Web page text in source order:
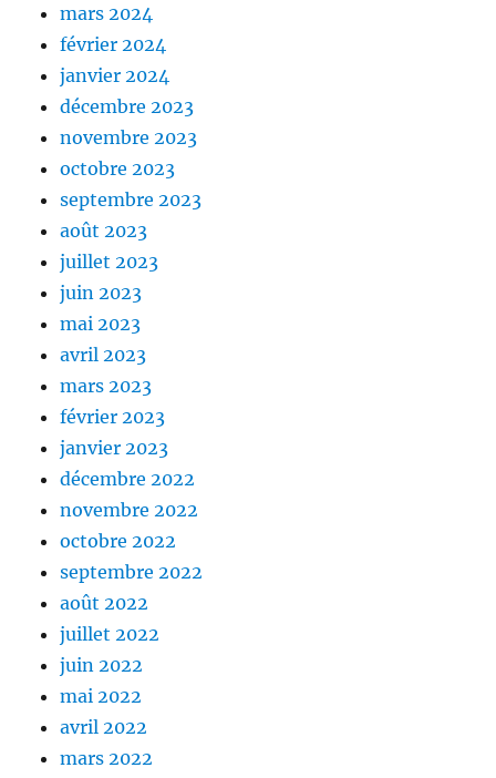
mars 2024
février 2024
janvier 2024
décembre 2023
novembre 2023
octobre 2023
septembre 2023
août 2023
juillet 2023
juin 2023
mai 2023
avril 2023
mars 2023
février 2023
janvier 2023
décembre 2022
novembre 2022
octobre 2022
septembre 2022
août 2022
juillet 2022
juin 2022
mai 2022
avril 2022
mars 2022